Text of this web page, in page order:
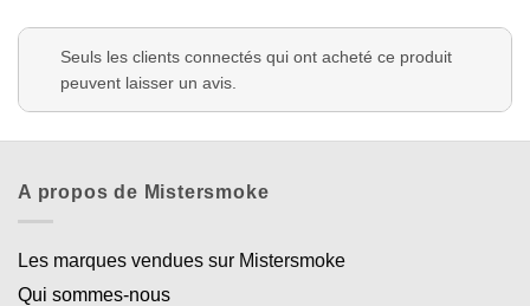
Seuls les clients connectés qui ont acheté ce produit
peuvent laisser un avis.
A propos de Mistersmoke
Les marques vendues sur Mistersmoke
Qui sommes-nous